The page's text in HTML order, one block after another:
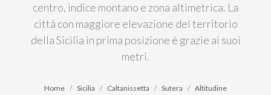
centro, indice montano e zona altimetrica. La
città con maggiore elevazione del territorio
della Sicilia in prima posizione è grazie ai suoi
metri.
Home Sicilia Caltanissetta Sutera Altitudine